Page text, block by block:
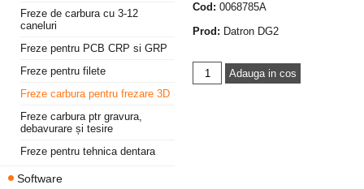
Freze de carbura cu 3-12
caneluri
Freze pentru PCB CRP si GRP
Freze pentru filete
Freze carbura pentru frezare 3D
Freze carbura ptr gravura,
debavurare și tesire
Freze pentru tehnica dentara
Software
Cod: 0068785A
Prod: Datron DG2